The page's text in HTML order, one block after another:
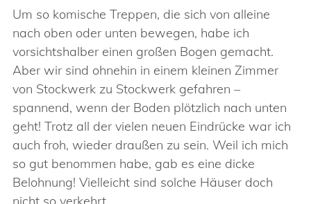
Um so komische Treppen, die sich von alleine
nach oben oder unten bewegen, habe ich
vorsichtshalber einen großen Bogen gemacht.
Aber wir sind ohnehin in einem kleinen Zimmer
von Stockwerk zu Stockwerk gefahren –
spannend, wenn der Boden plötzlich nach unten
geht! Trotz all der vielen neuen Eindrücke war ich
auch froh, wieder draußen zu sein. Weil ich mich
so gut benommen habe, gab es eine dicke
Belohnung! Vielleicht sind solche Häuser doch